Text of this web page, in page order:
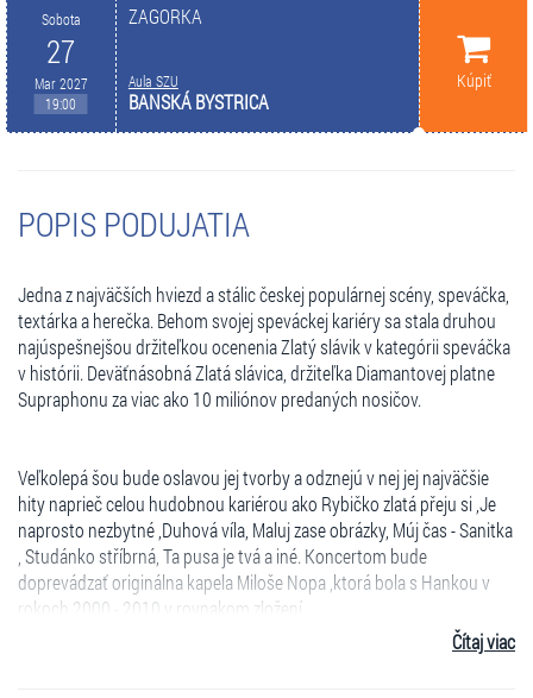
Sobota
27
Mar 2027
19:00
ZAGORKA
Aula SZU
BANSKÁ BYSTRICA
Kúpiť
POPIS PODUJATIA
Jedna z najväčších hviezd a stálic českej populárnej scény, speváčka,
textárka a herečka. Behom svojej speváckej kariéry sa stala druhou
najúspešnejšou držiteľkou ocenenia Zlatý slávik v kategórii speváčka
v histórii. Deväťnásobná Zlatá slávica, držiteľka Diamantovej platne
Supraphonu za viac ako 10 miliónov predaných nosičov.
Veľkolepá šou bude oslavou jej tvorby a odznejú v nej jej najväčšie
hity naprieč celou hudobnou kariérou ako Rybičko zlatá přeju si ,Je
naprosto nezbytné ,Duhová víla, Maluj zase obrázky, Múj čas - Sanitka
, Studánko stříbrná, Ta pusa je tvá a iné. Koncertom bude
doprevádzať originálna kapela Miloše Nopa ,ktorá bola s Hankou v
rokoch 2000 - 2010 v rovnakom zložení.
Čítaj viac